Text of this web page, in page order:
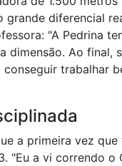
grande diferencial
"A Pedrina
dimensão. Ao final,
trabalhar
a primeira vez que
"Eu a vi correndo o